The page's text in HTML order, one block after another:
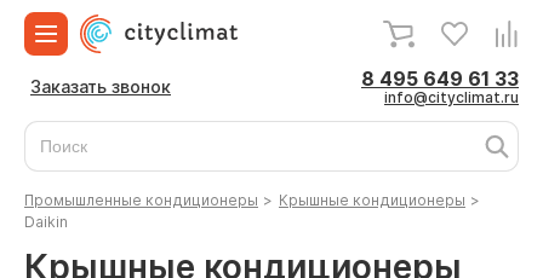
Заказать звонок 8 495 649 61 33
info@cityclimat.ru
Промышленные кондиционеры > Крышные кондиционеры >
Daikin
Крышные кондиционеры